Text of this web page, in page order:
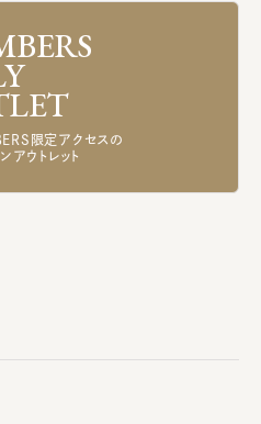
限定アクセスの
アウトレット